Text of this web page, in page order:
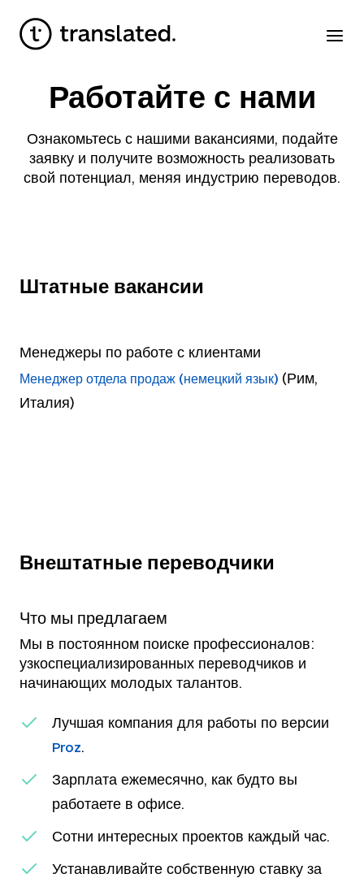
Работайте с нами
Ознакомьтесь с нашими вакансиями, подайте
заявку и получите возможность реализовать
свой потенциал, меняя индустрию переводов.
Штатные вакансии
Менеджеры по работе с клиентами
Менеджер отдела продаж (немецкий язык) (Рим,
Италия)
Внештатные переводчики
Что мы предлагаем
Мы в постоянном поиске профессионалов:
узкоспециализированных переводчиков и
начинающих молодых талантов.
Лучшая компания для работы по версии
Proz.
Зарплата ежемесячно, как будто вы
работаете в офисе.
Сотни интересных проектов каждый час.
Устанавливайте собственную ставку за